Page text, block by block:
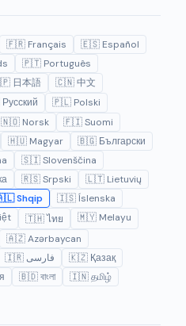
🇫🇷 Français
🇪🇸 Español
🇵🇹 Português
日本語
🇨🇳 中文
🇵🇱 Polski
🇳🇴 Norsk
🇫🇮 Suomi
🇭🇺 Magyar
🇧🇬 Български
🇸🇮 Slovenščina
🇷🇸 Srpski
🇱🇹 Lietuvių
Shqip
🇮🇸 Íslenska
🇹🇭 ไทย
🇲🇾 Melayu
🇦🇿 Azərbaycan
🇮🇷 فارسی
🇰🇿 Қазақ
🇧🇩 বাংলা
🇮🇳 தமிழ்